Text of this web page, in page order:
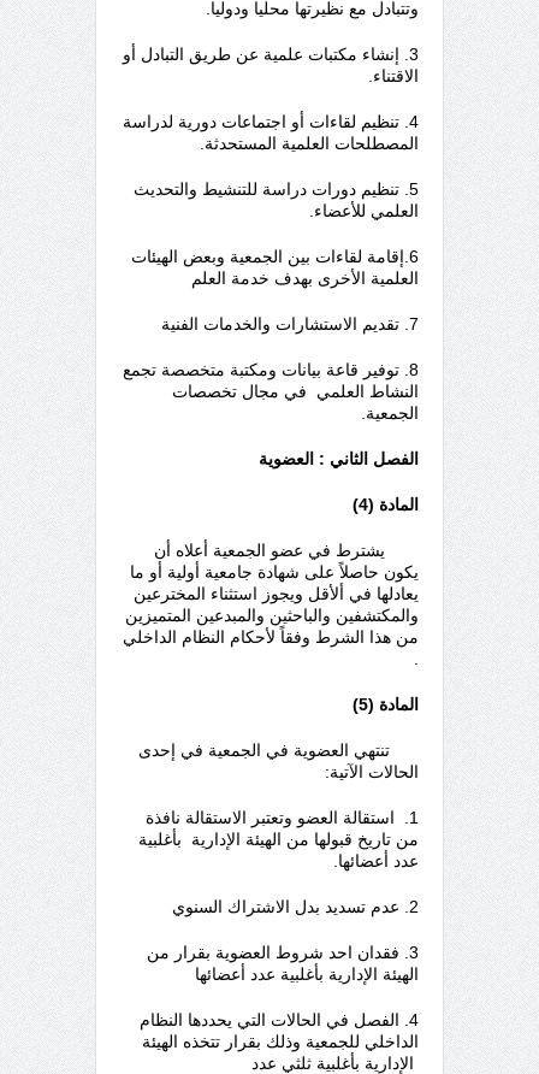
وتتبادل مع نظيرتها محليا ودوليا.
3. إنشاء مكتبات علمية عن طريق التبادل أو
الاقتناء.
4. تنظيم لقاءات أو اجتماعات دورية لدراسة
المصطلحات العلمية المستحدثة.
5. تنظيم دورات دراسة للتنشيط والتحديث
العلمي للأعضاء.
6.إقامة لقاءات بين الجمعية وبعض الهيئات
العلمية الأخرى بهدف خدمة العلم
7. تقديم الاستشارات والخدمات الفنية
8. توفير قاعة بيانات ومكتبة متخصصة تجمع
النشاط العلمي في مجال تخصصات
الجمعية.
الفصل الثاني : العضوية
المادة (4)
يشترط في عضو الجمعية أعلاه أن
يكون حاصلاً على شهادة جامعية أولية أو ما
يعادلها في ألأقل ويجوز استثناء المخترعين
والمكتشفين والباحثين والمبدعين المتميزين
من هذا الشرط وفقاً لأحكام النظام الداخلي
المادة (5
)
تنتهي العضوية في الجمعية في إحدى
الحالات الآتية:
1. استقالة العضو وتعتبر الاستقالة نافذة
من تاريخ قبولها من الهيئة الإدارية بأغلبية
عدد أعضائها.
2. عدم تسديد بدل الاشتراك السنوي
3. فقدان احد شروط العضوية بقرار من
الهيئة الإدارية بأغلبية عدد أعضائها
4. الفصل في الحالات التي يحددها النظام
الداخلي للجمعية وذلك بقرار تتخذه الهيئة
الإدارية بأغلبية ثلثي عدد